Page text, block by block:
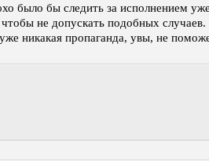
было бы следить за исполнением
не допускать подобных
никакая пропаганда, увы, не